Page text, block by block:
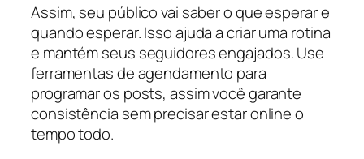
Assim, seu público vai saber o que esperar e
quando esperar. Isso ajuda a criar uma rotina
e mantém seus seguidores engajados. Use
ferramentas de agendamento para
programar os posts, assim você garante
consistência sem precisar estar online o
tempo todo.